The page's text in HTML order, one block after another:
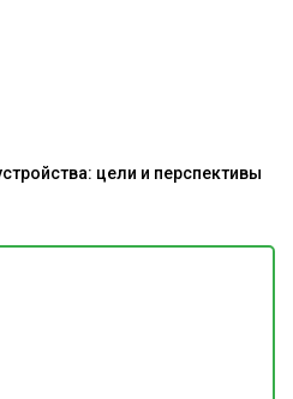
цели и перспективы